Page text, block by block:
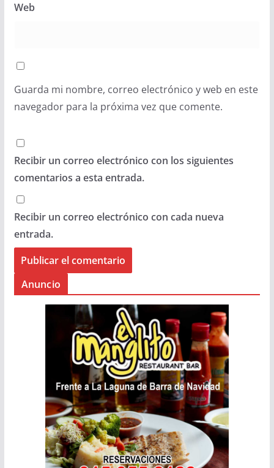
Web
Guarda mi nombre, correo electrónico y web en este
navegador para la próxima vez que comente.
Recibir un correo electrónico con los siguientes
comentarios a esta entrada.
Recibir un correo electrónico con cada nueva
entrada.
Anuncio